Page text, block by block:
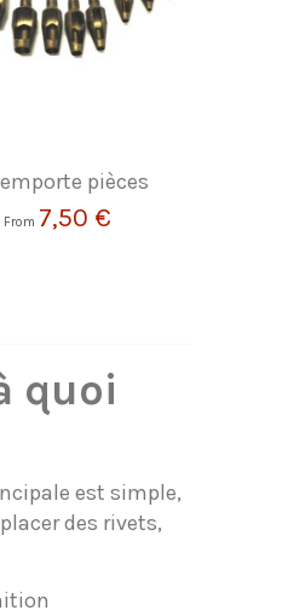
pièces
From 7,50 €
quoi
est simple,
des rivets,